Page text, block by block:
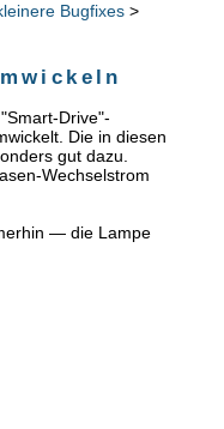
Bugfixes >
Drive"-
Die in diesen
gut dazu.
Wechselstrom
— die Lampe